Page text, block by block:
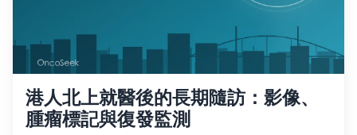
港人北上就醫後的長期隨訪：影像、
腫瘤標記與復發監測